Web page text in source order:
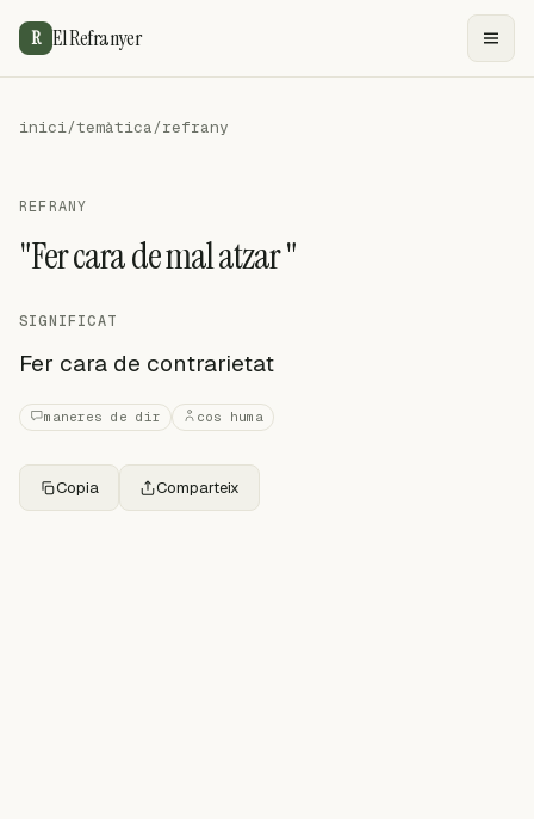
R El Refranyer
inici/temàtica/refrany
REFRANY
"Fer cara de mal atzar "
SIGNIFICAT
Fer cara de contrarietat
maneres de dir cos huma
Copia Comparteix